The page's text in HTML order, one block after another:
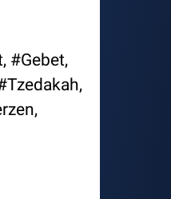
#Gebet,